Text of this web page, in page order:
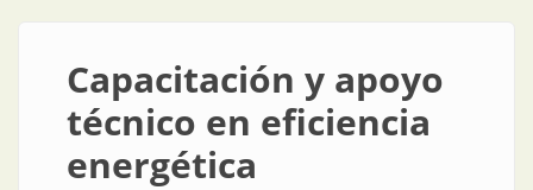
Capacitación y apoyo
técnico en eficiencia
energética